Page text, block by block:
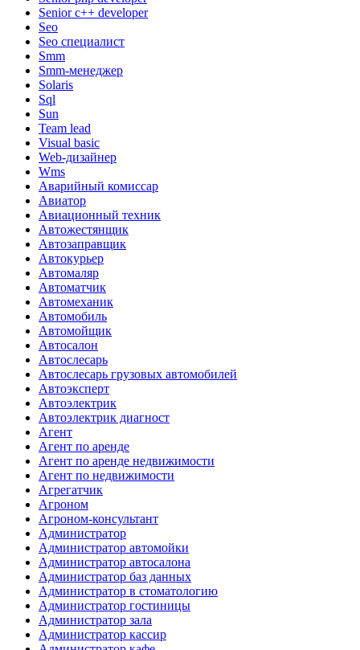
Senior с++ developer
Seo
Seo специалист
Smm
Smm-менеджер
Solaris
Sql
Sun
Team lead
Visual basic
Web-дизайнер
Wms
Аварийный комиссар
Авиатор
Авиационный техник
Автожестянщик
Автозаправщик
Автокурьер
Автомаляр
Автоматчик
Автомеханик
Автомобиль
Автомойщик
Автосалон
Автослесарь
Автослесарь грузовых автомобилей
Автоэксперт
Автоэлектрик
Автоэлектрик диагност
Агент
Агент по аренде
Агент по аренде недвижимости
Агент по недвижимости
Агрегатчик
Агроном
Агроном-консультант
Администратор
Администратор автомойки
Администратор автосалона
Администратор баз данных
Администратор в стоматологию
Администратор гостиницы
Администратор зала
Администратор кассир